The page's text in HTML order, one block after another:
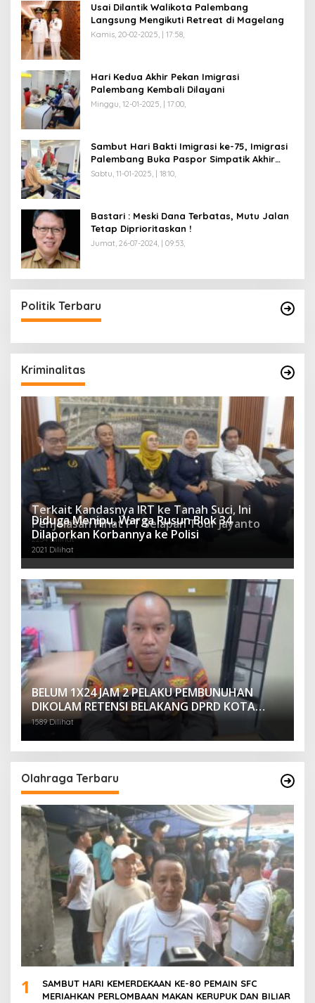
Usai Dilantik Walikota Palembang
Langsung Mengikuti Retreat di Magelang
Kamis, 20-02-2025, | 17:58,
Hari Kedua Akhir Pekan Imigrasi
Palembang Kembali Dilayani
Minggu, 12-01-2025, | 17:00,
Sambut Hari Bakti Imigrasi ke-75, Imigrasi
Palembang Buka Paspor Simpatik Akhir
Pekan
Sabtu, 11-01-2025, | 18:10,
Bastari : Meski Dana Terbatas, Mutu Jalan
Tetap Diprioritaskan !
Jumat, 26-07-2024, | 09:53,
Politik Terbaru
Kriminalitas
Terkait Kandasnya IRT ke Tanah Suci, Ini
Penjelasan Pihat PT Selapan Tour Jayanto
2234 Dilihat
Diduga Menipu, Warga Rusun Blok 34
Dilaporkan Korbannya ke Polisi
2021 Dilihat
BELUM 1X24 JAM 2 PELAKU PEMBUNUHAN
DIKOLAM RETENSI BELAKANG DPRD KOTA
PALEMBANG TELAH DIRINGKUS ANGGOTA
1589 Dilihat
Olahraga Terbaru
1
SAMBUT HARI KEMERDEKAAN KE-80 PEMAIN SFC
MERIAHKAN PERLOMBAAN MAKAN KERUPUK DAN BILIAR